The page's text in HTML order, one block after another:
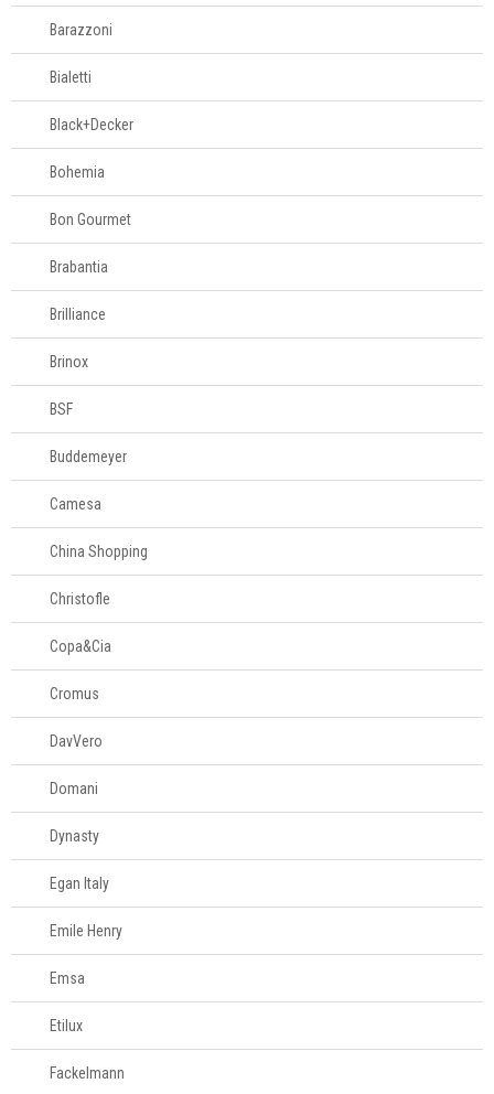
Barazzoni
Bialetti
Black+Decker
Bohemia
Bon Gourmet
Brabantia
Brilliance
Brinox
BSF
Buddemeyer
Camesa
China Shopping
Christofle
Copa&Cia
Cromus
DavVero
Domani
Dynasty
Egan Italy
Emile Henry
Emsa
Etilux
Fackelmann